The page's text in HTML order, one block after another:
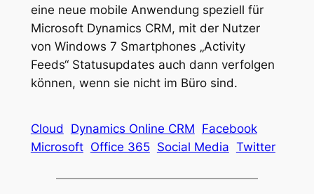
eine neue mobile Anwendung speziell für
Microsoft Dynamics CRM, mit der Nutzer
von Windows 7 Smartphones „Activity
Feeds“ Statusupdates auch dann verfolgen
können, wenn sie nicht im Büro sind.
Cloud Dynamics Online CRM Facebook
Microsoft Office 365 Social Media Twitter